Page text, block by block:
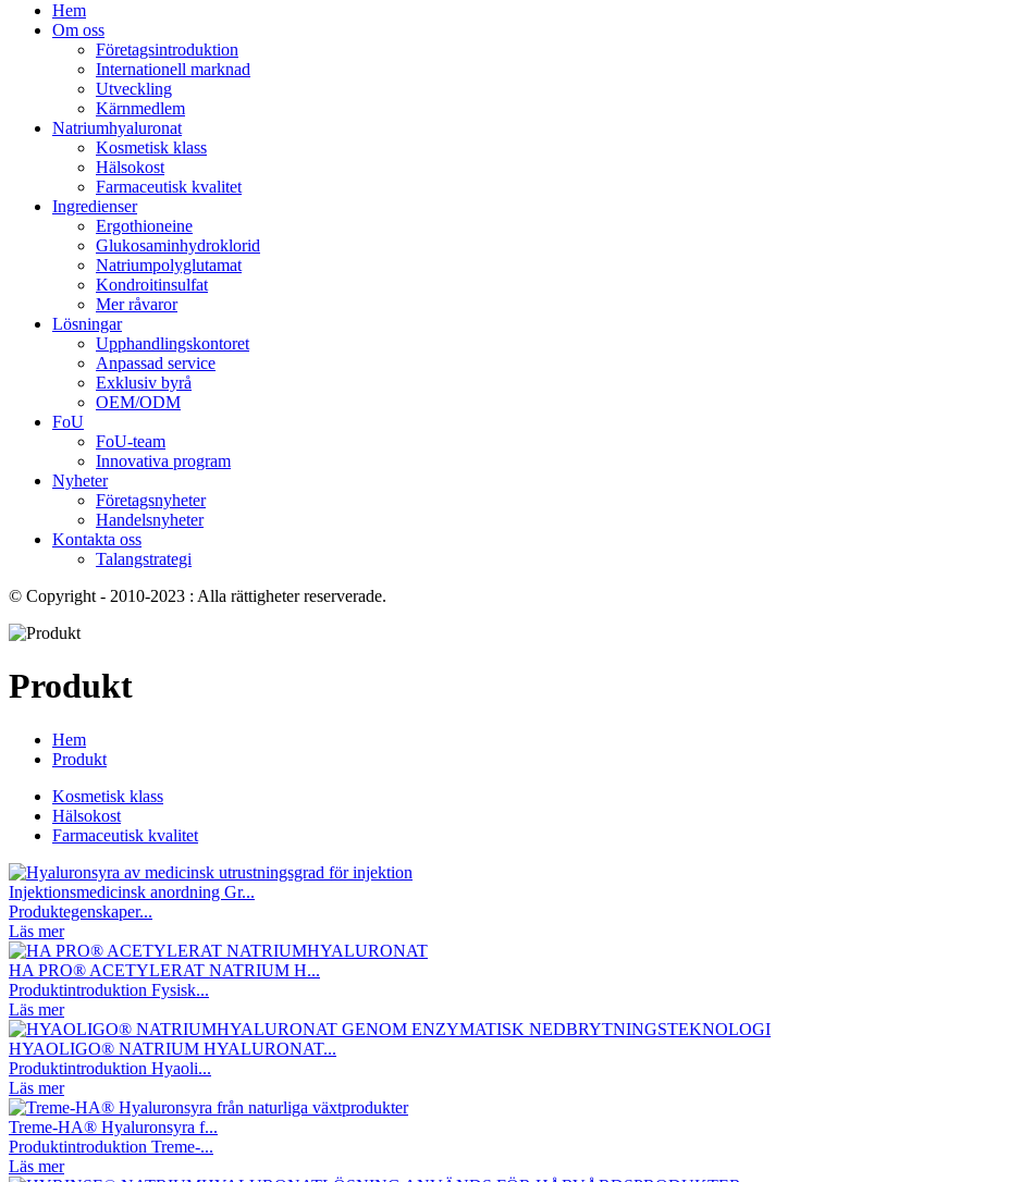
Hem
Om oss
Företagsintroduktion
Internationell marknad
Utveckling
Kärnmedlem
Natriumhyaluronat
Kosmetisk klass
Hälsokost
Farmaceutisk kvalitet
Ingredienser
Ergothioneine
Glukosaminhydroklorid
Natriumpolyglutamat
Kondroitinsulfat
Mer råvaror
Lösningar
Upphandlingskontoret
Anpassad service
Exklusiv byrå
OEM/ODM
FoU
FoU-team
Innovativa program
Nyheter
Företagsnyheter
Handelsnyheter
Kontakta oss
Talangstrategi
© Copyright - 2010-2023 : Alla rättigheter reserverade.
Produkt
Hem
Produkt
Kosmetisk klass
Hälsokost
Farmaceutisk kvalitet
Injektionsmedicinsk anordning Gr...
Produktegenskaper...
Läs mer
HA PRO® ACETYLERAT NATRIUM H...
Produktintroduktion Fysisk...
Läs mer
HYAOLIGO® NATRIUM HYALURONAT...
Produktintroduktion Hyaoli...
Läs mer
Treme-HA® Hyaluronsyra f...
Produktintroduktion Treme-...
Läs mer